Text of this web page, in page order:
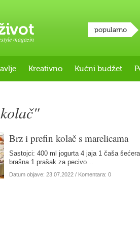
magazin
popularno
Kreativno Kućni budžet
Brz i prefin kolač s marelicama
Sastojci: 400 ml jogurta 4 jaja 1 čaša
brašna 1 prašak za pecivo…
Datum objave: 23.07.2022 / Komentara: 0